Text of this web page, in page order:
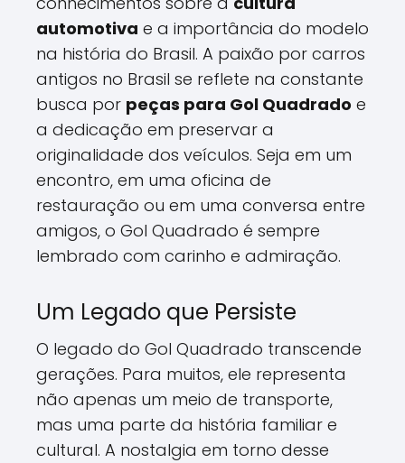
automotiva e a importância do modelo
na história do Brasil. A paixão por carros
antigos no Brasil se reflete na constante
busca por peças para Gol Quadrado e
a dedicação em preservar a
originalidade dos veículos. Seja em um
encontro, em uma oficina de
restauração ou em uma conversa entre
amigos, o Gol Quadrado é sempre
lembrado com carinho e admiração.
Um Legado que Persiste
O legado do Gol Quadrado transcende
gerações. Para muitos, ele representa
não apenas um meio de transporte,
mas uma parte da história familiar e
cultural. A nostalgia em torno desse